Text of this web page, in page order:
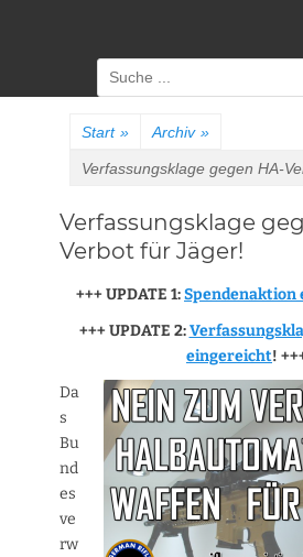
Suche
nach:
Start » Archiv »
Verfassungsklage gegen HA-
Verfassungsklage
Verbot für Jäger!
+++ UPDATE 1:Spendenaktion
+++ UPDATE 2:
eingereicht!
Da
s
Bu
nd
es
ve
rw